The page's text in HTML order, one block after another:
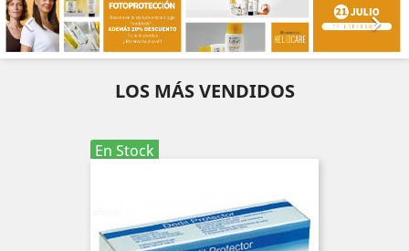
 
LOS MÁS VENDIDOS
En Stock